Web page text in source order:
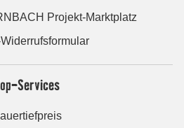
Projekt-Marktplatz
Services